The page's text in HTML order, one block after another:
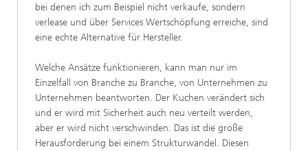
bei denen ich zum Beispiel nicht verkaufe, sondern
verlease und über Services Wertschöpfung erreiche, sind
eine echte Alternative für Hersteller.
Welche Ansätze funktionieren, kann man nur im
Einzelfall von Branche zu Branche, von Unternehmen zu
Unternehmen beantworten. Der Kuchen verändert sich
und er wird mit Sicherheit auch neu verteilt werden,
aber er wird nicht verschwinden. Das ist die große
Herausforderung bei einem Strukturwandel. Diesen